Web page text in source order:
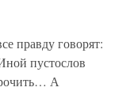
правду говорят:
пустослов
А